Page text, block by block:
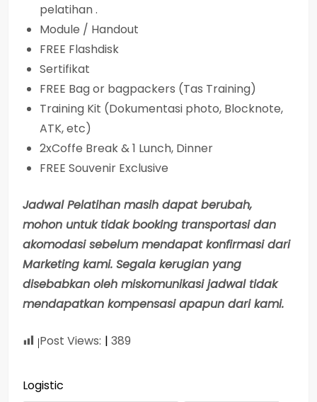
pelatihan .
Module / Handout
FREE Flashdisk
Sertifikat
FREE Bag or bagpackers (Tas Training)
Training Kit (Dokumentasi photo, Blocknote,
ATK, etc)
2xCoffe Break & 1 Lunch, Dinner
FREE Souvenir Exclusive
Jadwal Pelatihan masih dapat berubah,
mohon untuk tidak booking transportasi dan
akomodasi sebelum mendapat konfirmasi dari
Marketing kami. Segala kerugian yang
disebabkan oleh miskomunikasi jadwal tidak
mendapatkan kompensasi apapun dari kami.
Post Views: 389
Logistic